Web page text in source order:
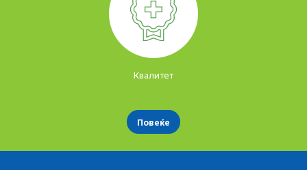
Квалитет
Повеќе